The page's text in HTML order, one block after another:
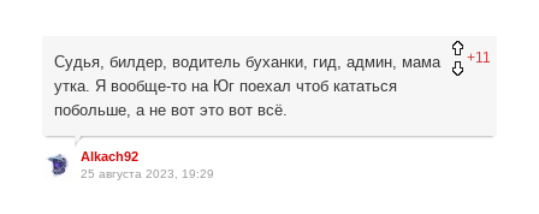
+11
Судья, билдер, водитель буханки, гид, админ, мама
утка. Я вообще-то на Юг поехал чтоб кататься
побольше, а не вот это вот всё.
Alkach92
25 августа 2023, 19:29